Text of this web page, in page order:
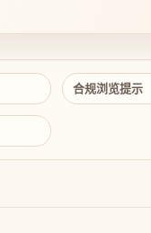
合规浏览提示